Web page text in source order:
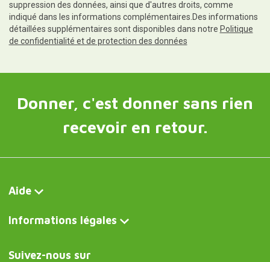
suppression des données, ainsi que d'autres droits, comme
indiqué dans les informations complémentaires.Des informations
détaillées supplémentaires sont disponibles dans notre Politique
de confidentialité et de protection des données
Donner, c'est donner sans rien
recevoir en retour.
Aide
Informations légales
Suivez-nous sur